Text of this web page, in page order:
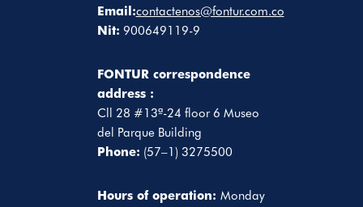
Email:contactenos@fontur.com.co
Nit: 900649119-9
FONTUR correspondence
address :
Cll 28 #13ª-24 floor 6 Museo
del Parque Building
Phone: (57–1) 3275500
Hours of operation: Monday